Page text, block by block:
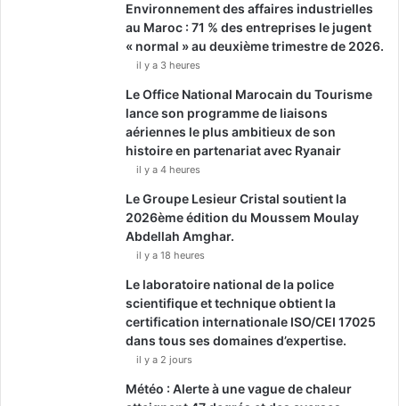
Environnement des affaires industrielles
au Maroc : 71 % des entreprises le jugent
« normal » au deuxième trimestre de 2026.
il y a 3 heures
Le Office National Marocain du Tourisme
lance son programme de liaisons
aériennes le plus ambitieux de son
histoire en partenariat avec Ryanair
il y a 4 heures
Le Groupe Lesieur Cristal soutient la
2026ème édition du Moussem Moulay
Abdellah Amghar.
il y a 18 heures
Le laboratoire national de la police
scientifique et technique obtient la
certification internationale ISO/CEI 17025
dans tous ses domaines d’expertise.
il y a 2 jours
Météo : Alerte à une vague de chaleur